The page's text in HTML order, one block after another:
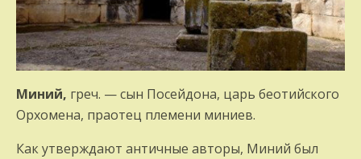
Миний, греч. — сын Посейдона, царь беотийского
Орхомена, праотец племени миниев.
Как утверждают античные авторы, Миний был